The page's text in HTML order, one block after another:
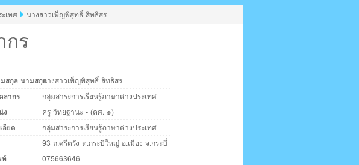
ร
เทศ นางสาวเพ็ญพิสุทธิ์ สิทธิสร
สกุล นามสกุลนางสาวเพ็ญพิสุทธิ์ สิทธิสร
ลากร
กลุ่มสาระการเรียนรู้ภาษาต่างประเทศ
ง
ครู วิทยฐานะ - (คศ. ๑)
อียด
กลุ่มสาระการเรียนรู้ภาษาต่างประเทศ
93 ถ.ศรีตรัง ต.กระบี่ใหญ่ อ.เมือง จ.กระบี่
ท์
075663646